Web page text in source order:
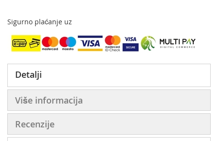
Sigurno plaćanje uz
Detalji
Više informacija
Recenzije